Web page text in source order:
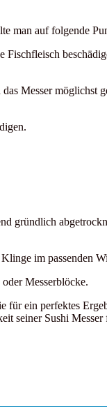
man auf folgende
Fischfleisch
Messer möglichst
gründlich
im passenden
Messerblöcke.
für ein perfektes
seiner Sushi Messer